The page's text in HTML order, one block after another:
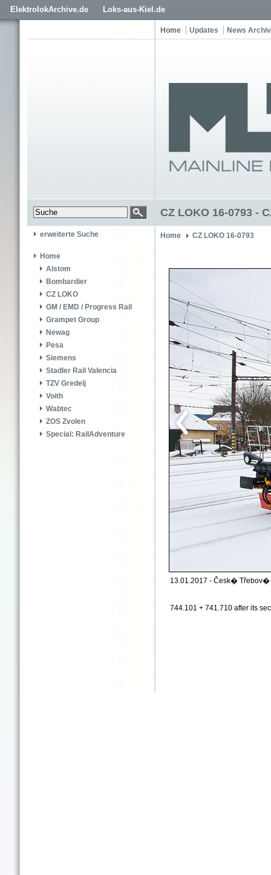
ElektrolokArchive.de Loks-aus-Kiel.de
Home Updates News Archiv
CZ LOKO 16-0793 -
erweiterte Suche
Home
Alstom
Bombardier
CZ LOKO
GM / EMD / Progress Rail
Grampet Group
Newag
Pesa
Siemens
Stadler Rail Valencia
TZV Gredelj
Voith
Wabtec
ZOS Zvolen
Special: RailAdventure
Home CZ LOKO 16-0793
13.01.2017 - Česk� Třebov�
744.101 + 741.710 after its